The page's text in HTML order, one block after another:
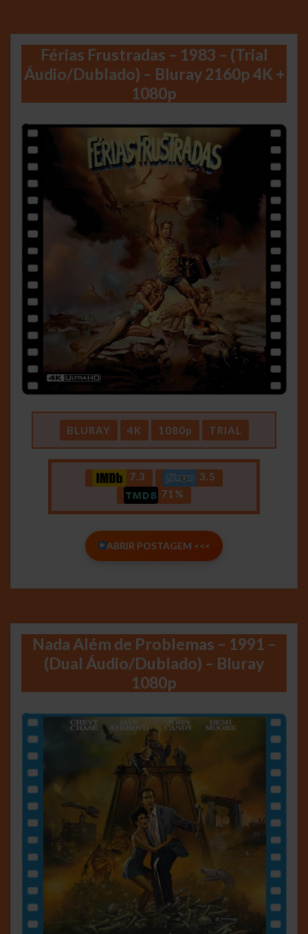
Férias Frustradas – 1983 – (Trial
Áudio/Dublado) – Bluray 2160p 4K +
1080p
BLURAY 4K 1080p TRIAL
7.3
3.5
71%
ABRIR POSTAGEM <<<
Nada Além de Problemas – 1991 –
(Dual Áudio/Dublado) – Bluray
1080p